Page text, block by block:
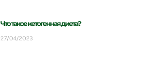
Что такое кетогенная диета?
27/04/2023